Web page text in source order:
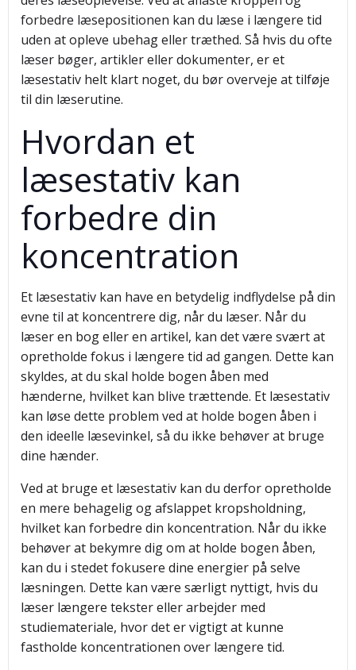
forbedre læsepositionen kan du læse i længere tid
uden at opleve ubehag eller træthed. Så hvis du ofte
læser bøger, artikler eller dokumenter, er et
læsestativ helt klart noget, du bør overveje at tilføje
til din læserutine.
Hvordan et
læsestativ kan
forbedre din
koncentration
Et læsestativ kan have en betydelig indflydelse på din
evne til at koncentrere dig, når du læser. Når du
læser en bog eller en artikel, kan det være svært at
opretholde fokus i længere tid ad gangen. Dette kan
skyldes, at du skal holde bogen åben med
hænderne, hvilket kan blive trættende. Et læsestativ
kan løse dette problem ved at holde bogen åben i
den ideelle læsevinkel, så du ikke behøver at bruge
dine hænder.
Ved at bruge et læsestativ kan du derfor opretholde
en mere behagelig og afslappet kropsholdning,
hvilket kan forbedre din koncentration. Når du ikke
behøver at bekymre dig om at holde bogen åben,
kan du i stedet fokusere dine energier på selve
læsningen. Dette kan være særligt nyttigt, hvis du
læser længere tekster eller arbejder med
studiemateriale, hvor det er vigtigt at kunne
fastholde koncentrationen over længere tid.